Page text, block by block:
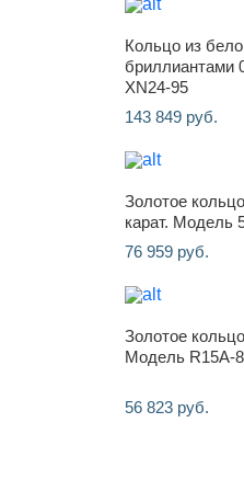
Кольцо из
бриллиантами
XN24-95
143 849 руб.
Золотое
карат. Модель
76 959 руб.
Золотое
Модель R15A-
56 823 руб.